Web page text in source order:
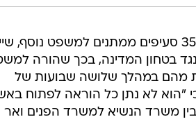
מתוך 93 סעיפי אישום בסך הכל, 58 יידונו במשפט זה. עוד 35 סעיפים ממתנים למשפט
בטחון המדינה, בכך שהורה
מהם במהלך שלושה שבועות של
"הוא לא נתן כל הוראה לפתוח
משרד הנשיא למשרד הפנים ואר